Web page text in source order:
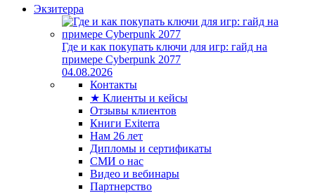
Экзитерра
Где и как покупать ключи для игр: гайд на
примере Cyberpunk 2077
04.08.2026
Контакты
★ Клиенты и кейсы
Отзывы клиентов
Книги Exiterra
Нам 26 лет
Дипломы и сертификаты
СМИ о нас
Видео и вебинары
Партнерство